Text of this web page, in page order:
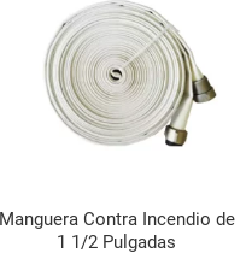
Manguera Contra Incendio de
1 1/2 Pulgadas